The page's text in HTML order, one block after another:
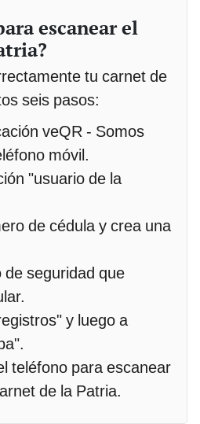
escanear el
tu carnet de
seis pasos:
veQR - Somos
móvil.
"usuario de la
de cédula y crea una
seguridad que
y luego a
teléfono para escanear
de la Patria.